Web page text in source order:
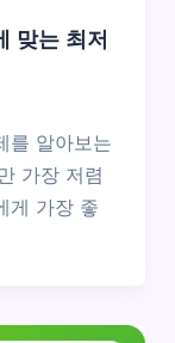
맞는 최저
를 알아보는
가장 저렴
게 가장 좋